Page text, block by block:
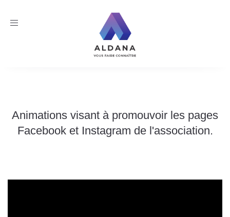
Toggle
Animations visant à promouvoir les pages
Facebook et Instagram de l'association.